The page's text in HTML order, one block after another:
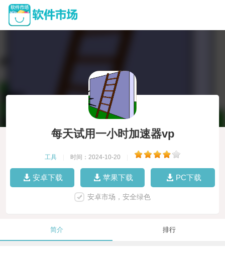
每天试用一小时加速器vp
工具 时间：2024-10-20
安卓下载 苹果下载 PC下载
安卓市场，安全绿色
简介 排行